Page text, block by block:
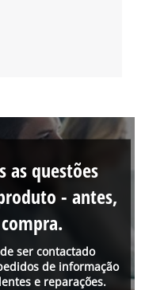
ser contactado
de informação
e reparações.
as questões
- antes,